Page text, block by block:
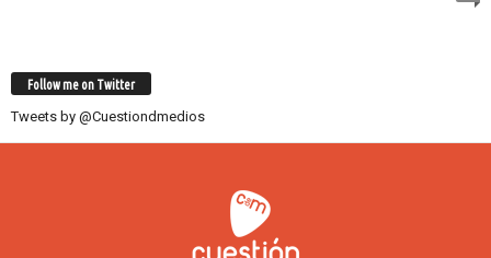
Follow me on Twitter
Tweets by @Cuestiondmedios